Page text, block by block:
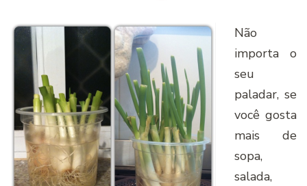
Não
importa o
seu
paladar, se
você gosta
mais de
sopa,
salada,